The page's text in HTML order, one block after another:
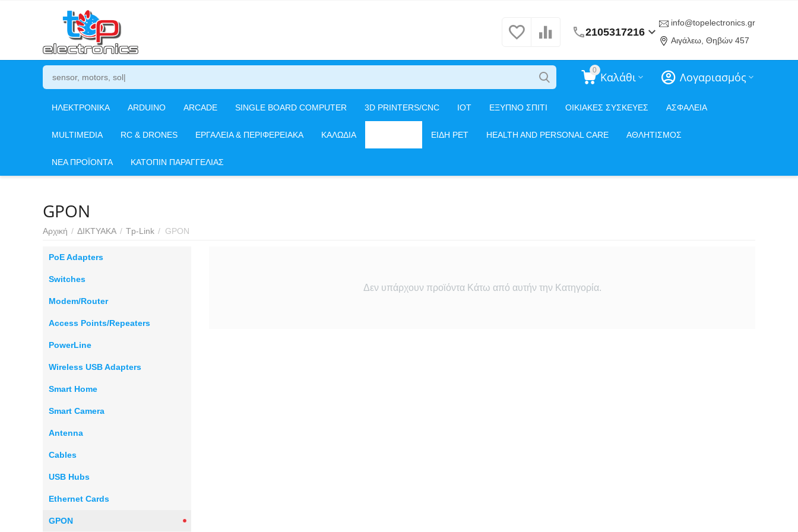
2105317216
info@topelectronics.gr
Αιγάλεω, Θηβών 457
Λογαριασμός
0 Καλάθι
ΗΛΕΚΤΡΟΝΙΚΑ ARDUINO ARCADE SINGLE BOARD COMPUTER 3D PRINTERS/CNC IOT ΕΞΥΠΝΟ ΣΠΙΤΙ ΟΙΚΙΑΚΕΣ ΣΥΣΚΕΥΕΣ ΑΣΦΑΛΕΙΑ
MULTIMEDIA RC & DRONES ΕΡΓΑΛΕΙΑ & ΠΕΡΙΦΕΡΕΙΑΚΑ ΚΑΛΩΔΙΑ ΕΙΔΗ PET HEALTH AND PERSONAL CARE ΑΘΛΗΤΙΣΜΟΣ
ΝΕΑ ΠΡΟΪΟΝΤΑ ΚΑΤΟΠΙΝ ΠΑΡΑΓΓΕΛΙΑΣ
GPON
Αρχική / ΔΙΚΤΥΑΚΑ / Tp-Link / GPON
Δεν υπάρχουν προϊόντα Κάτω από αυτήν την Κατηγορία.
PoE Adapters
Switches
Modem/Router
Access Points/Repeaters
PowerLine
Wireless USB Adapters
Smart Home
Smart Camera
Antenna
Cables
USB Hubs
Ethernet Cards
GPON